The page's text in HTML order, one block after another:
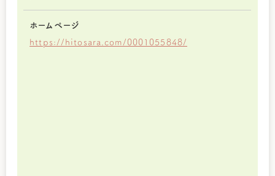
ホームページ
https://hitosara.com/0001055848/